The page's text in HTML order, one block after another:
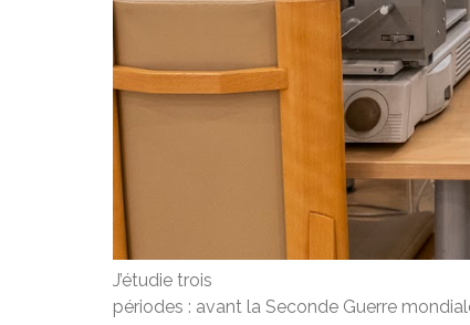
J’étudie trois
périodes : avant la Seconde Guerre